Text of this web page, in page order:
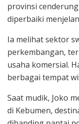
provinsi
diperbaiki
Ia melihat sektor
perkembangan,
usaha komersial.
berbagai tempat
Saat mudik, Joko
di Kebumen,